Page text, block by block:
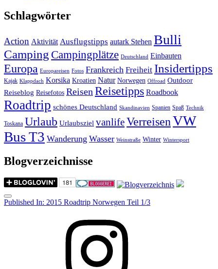
Schlagwörter
Action Aktivität Ausflugstipps autark Stehen Bulli
Camping Campingplätze Deutschland Einbauten
Europa Europareisen Fotos Frankreich Freiheit Insidertipps
Kajak Klappdach Korsika Kroatien Natur Norwegen Offroad Outdoor
Reiseblog Reisefotos ReisenReisetipps Roadbook
Roadtrip schönes Deutschland Skandinavien Spanien Spaß Technik
Toskana Urlaub Urlaubsziel vanlifeVerreisenVW
Bus T3 Wanderung Wasser Weinstraße Winter Wintersport
Blogverzeichnisse
Menu
Post
Published In: 2015 Roadtrip Norwegen Teil 1/3